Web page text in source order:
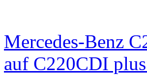
Mercedes-Benz
auf C220CDI